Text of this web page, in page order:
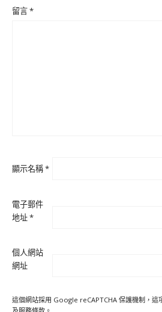
留言*
顯示名稱*
電子郵件
地址*
個人網站
網址
這個網站採用 Google reCAPTCHA 保護機制，